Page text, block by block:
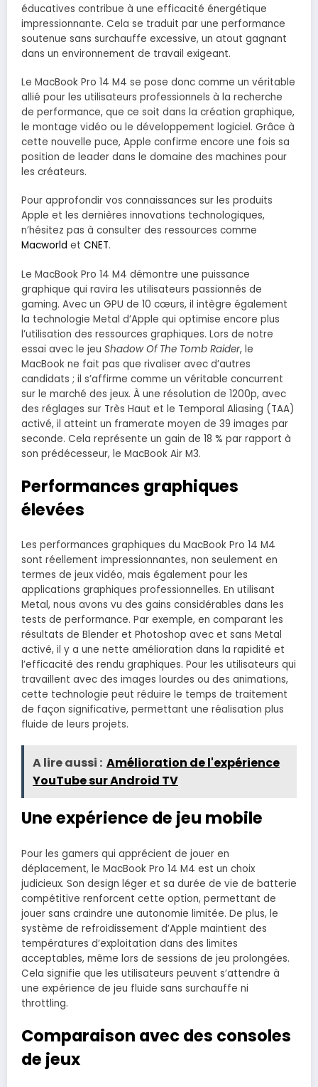
éducatives contribue à une efficacité énergétique
impressionnante. Cela se traduit par une performance
soutenue sans surchauffe excessive, un atout gagnant
dans un environnement de travail exigeant.
Le MacBook Pro 14 M4 se pose donc comme un véritable
allié pour les utilisateurs professionnels à la recherche
de performance, que ce soit dans la création graphique,
le montage vidéo ou le développement logiciel. Grâce à
cette nouvelle puce, Apple confirme encore une fois sa
position de leader dans le domaine des machines pour
les créateurs.
Pour approfondir vos connaissances sur les produits
Apple et les dernières innovations technologiques,
n’hésitez pas à consulter des ressources comme
Macworld et CNET.
Le MacBook Pro 14 M4 démontre une puissance
graphique qui ravira les utilisateurs passionnés de
gaming. Avec un GPU de 10 cœurs, il intègre également
la technologie Metal d’Apple qui optimise encore plus
l’utilisation des ressources graphiques. Lors de notre
essai avec le jeu Shadow Of The Tomb Raider, le
MacBook ne fait pas que rivaliser avec d’autres
candidats ; il s’affirme comme un véritable concurrent
sur le marché des jeux. À une résolution de 1200p, avec
des réglages sur Très Haut et le Temporal Aliasing (TAA)
activé, il atteint un framerate moyen de 39 images par
seconde. Cela représente un gain de 18 % par rapport à
son prédécesseur, le MacBook Air M3.
Performances graphiques
élevées
Les performances graphiques du MacBook Pro 14 M4
sont réellement impressionnantes, non seulement en
termes de jeux vidéo, mais également pour les
applications graphiques professionnelles. En utilisant
Metal, nous avons vu des gains considérables dans les
tests de performance. Par exemple, en comparant les
résultats de Blender et Photoshop avec et sans Metal
activé, il y a une nette amélioration dans la rapidité et
l’efficacité des rendu graphiques. Pour les utilisateurs qui
travaillent avec des images lourdes ou des animations,
cette technologie peut réduire le temps de traitement
de façon significative, permettant une réalisation plus
fluide de leurs projets.
A lire aussi : Amélioration de l'expérience
YouTube sur Android TV
Une expérience de jeu mobile
Pour les gamers qui apprécient de jouer en
déplacement, le MacBook Pro 14 M4 est un choix
judicieux. Son design léger et sa durée de vie de batterie
compétitive renforcent cette option, permettant de
jouer sans craindre une autonomie limitée. De plus, le
système de refroidissement d’Apple maintient des
températures d’exploitation dans des limites
acceptables, même lors de sessions de jeu prolongées.
Cela signifie que les utilisateurs peuvent s’attendre à
une expérience de jeu fluide sans surchauffe ni
throttling.
Comparaison avec des consoles
de jeux